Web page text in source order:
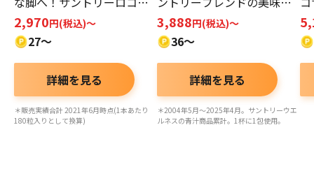
ア
2,970円(税込)〜
27～
詳細を見る
＊販売実績合計 2021年6月時点(1本あたり
180粒入りとして換算)
い青汁
3,888円(税込)～
36～
詳細を見る
＊2004年5月～2025年4月。サントリーウエ
ルネスの青汁商品累計。1杯に1包使用。